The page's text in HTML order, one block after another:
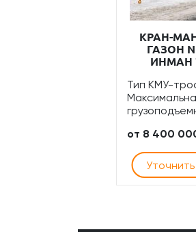
КРАН-
ГАЗОН
ИНМАН
Тип КМУ-
от 8 400